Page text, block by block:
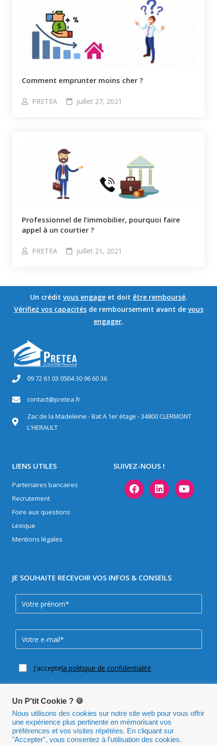
Comment emprunter moins cher ?
PRETEA juillet 27, 2021
Professionnel de l’immobilier, pourquoi faire
appel à un courtier ?
PRETEA juillet 21, 2021
Un crédit vous engageet doit être remboursé.
Vérifiez vos capacitésde remboursement avant de vous
engager.
09 72 61 03 0504 30 96 60 36
contact@pretea.fr
Zac de la Madeleine - Bat A 1er étage - 34800 CLERMONT
L'HERAULT
LIENS UTILES
Partenaires bancaires
Recrutement
Foire aux questions
Lexique
Mentions légales
SUIVEZ-NOUS !
JE SOUHAITE RECEVOIR VOS INFOS & CONSEILS
J'acceptela politique de confidentialité
Un P'tit Cookie ? 🍪
Nous utilisons des cookies sur notre site web pour vous offrir
une expérience plus pertinente en mémorisant vos
préférences et vos visites répétées. En cliquant sur
"Accepter", vous consentez à l'utilisation des cookies.